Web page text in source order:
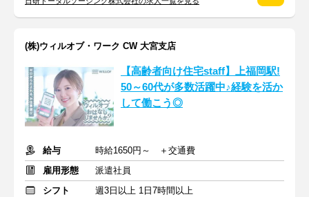
(株)ウィルオブ・ワーク CW 大宮支店
【高齢者向け住宅staff】上福岡駅!
50～60代が多数活躍中♪経験を活か
して働こう◎
給与
時給1650円～ ＋交通費
雇用形態
派遣社員
シフト
週3日以上 1日7時間以上